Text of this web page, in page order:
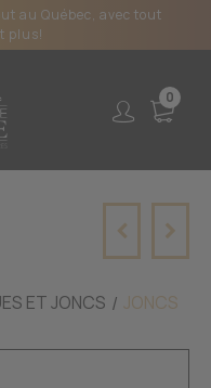
au Québec, avec tout
plus!
0
ET JONCS JONCS